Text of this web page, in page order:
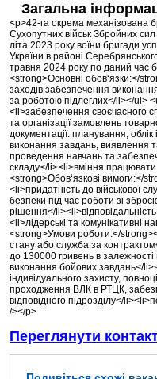
Загальна
<p>42-га окрема механізована
Сухопутних військ Збройних
літа 2023 року воїни бригади
України в районі
травня 2024 року по даний час
<strong>Основні обов‘язки:</
заходів забезпечення
за роботою підлеглих</li></ul>
<li>забезпечення своєчасного
та організації замовлень
документації: планування, облік
виконання завдань, виявлення
проведення навчань та
складу</li><li>вміння працювати
<strong>Обов‘язкові вимоги:</
<li>придатність до військової
безпеки під час роботи зі
рішення</
<li>лідерські та комунікативні
<strong>Умови роботи:</
стану або служба за
до 130000 гривень в
виконання бойових завдань</
індивідуального захисту,
проходження ВЛК в РТЦК,
відповідного підрозділу</
/></p>
Переглянути